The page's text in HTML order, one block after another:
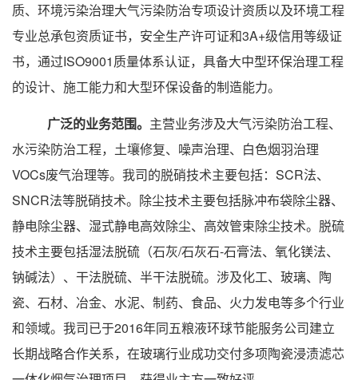
质、环境污染治理大气污染防治专项设计资质以及环境工程
专业总承包资质证书，安全生产许可证和3A+级信用等级证
书，通过ISO9001质量体系认证，具备大中型环保治理工程
的设计、施工能力和大型环保设备的制造能力。
广泛的业务范围。 主营业务涉及大气污染防治工程、
水污染防治工程，土壤修复、噪声治理、白色烟羽治理
VOCs废气治理等。我司的脱硝技术主要包括：SCR法、
SNCR法等脱硝技术。除尘技术主要包括脉冲布袋除尘器、
静电除尘器、湿式静电高效除尘、高效管束除尘技术。脱硫
技术主要包括湿法脱硫（石灰/石灰石-石膏法、氧化镁法、
钠碱法）、干法脱硫、半干法脱硫。涉及化工、玻璃、陶
瓷、石材、冶金、水泥、制药、食品、火力发电等多个行业
和领域。我司已于2016年同五粮液环球节能服务公司建立
长期战略合作关系，在玻璃行业成功交付多项陶瓷浸渍滤芯